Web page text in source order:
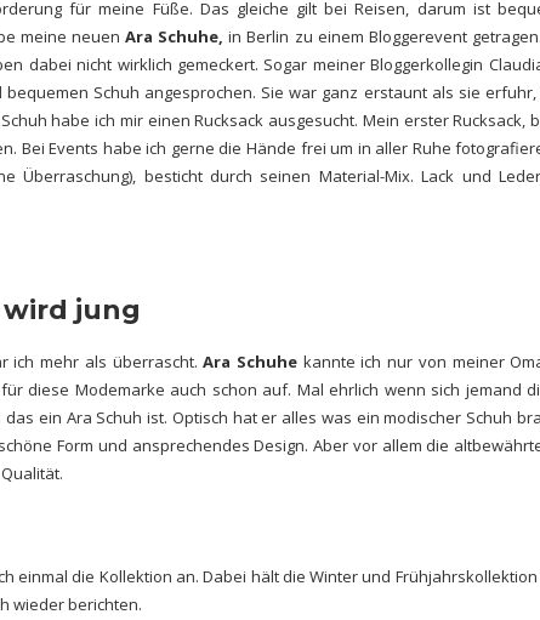
für meine Füße. Das gleiche gilt bei Reisen, darum ist
meine neuenAra Schuhe, in Berlin zu einem Bloggerevent
dabei nicht wirklich gemeckert. Sogar meinerBloggerkollegin
Schuh angesprochen. Sie war ganz erstaunt als sie erfuhr,
habe ich mir einen Rucksack ausgesucht. Mein ersterRucksack,
Bei Events habe ich gerne die Hände frei um in aller Ruhe
Überraschung), besticht durch seinen Material-Mix. Lack und
wird jung
ich mehr als überrascht.Ara Schuhe kannte ich nur von meiner
diese Modemarke auch schon auf. Mal ehrlich wenn sich jemand
ein Ara Schuh ist. Optisch hat er alles was ein modischer Schuh
Form und ansprechendes Design. Aber vor allem die
Qualität.
einmal die Kollektion an. Dabei hält die Winter und Frühjahrskollektion
wieder berichten.